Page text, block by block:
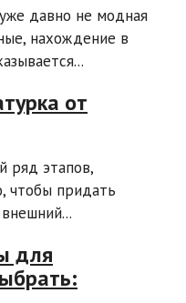
давно не модная
нахождение в
от
ряд этапов,
чтобы придать
для